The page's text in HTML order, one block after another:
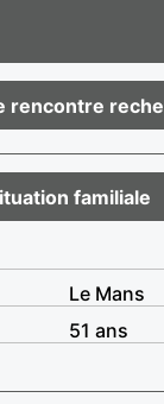
rencontre
familiale
Le Mans
51 ans